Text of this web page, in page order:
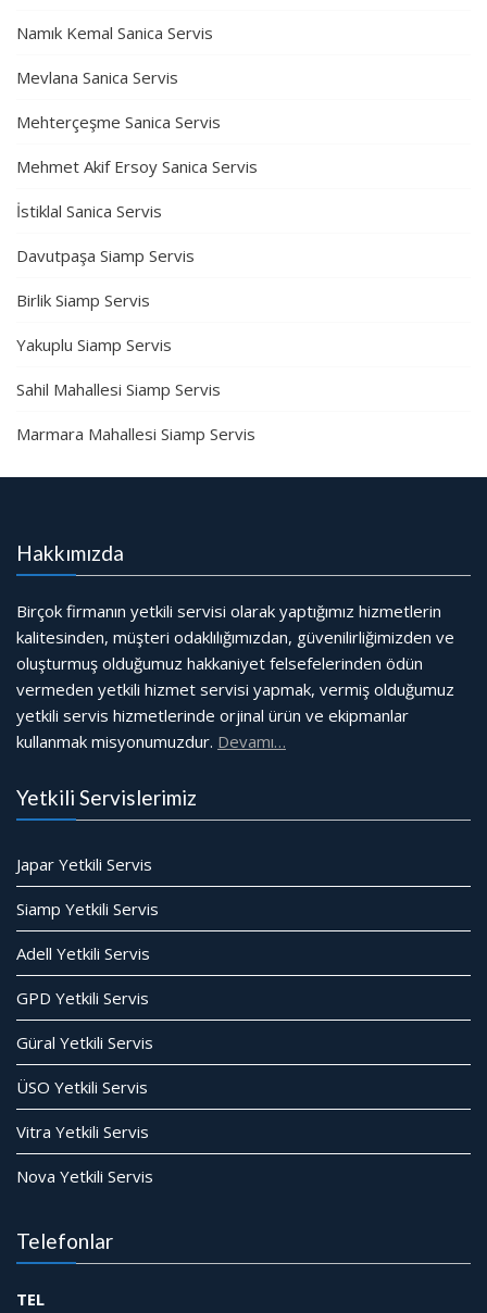
Namık Kemal Sanica Servis
Mevlana Sanica Servis
Mehterçeşme Sanica Servis
Mehmet Akif Ersoy Sanica Servis
İstiklal Sanica Servis
Davutpaşa Siamp Servis
Birlik Siamp Servis
Yakuplu Siamp Servis
Sahil Mahallesi Siamp Servis
Marmara Mahallesi Siamp Servis
Hakkımızda
Birçok firmanın yetkili servisi olarak yaptığımız hizmetlerin
kalitesinden, müşteri odaklılığımızdan, güvenilirliğimizden ve
oluşturmuş olduğumuz hakkaniyet felsefelerinden ödün
vermeden yetkili hizmet servisi yapmak, vermiş olduğumuz
yetkili servis hizmetlerinde orjinal ürün ve ekipmanlar
kullanmak misyonumuzdur. Devamı…
Yetkili Servislerimiz
Japar Yetkili Servis
Siamp Yetkili Servis
Adell Yetkili Servis
GPD Yetkili Servis
Güral Yetkili Servis
ÜSO Yetkili Servis
Vitra Yetkili Servis
Nova Yetkili Servis
Telefonlar
TEL